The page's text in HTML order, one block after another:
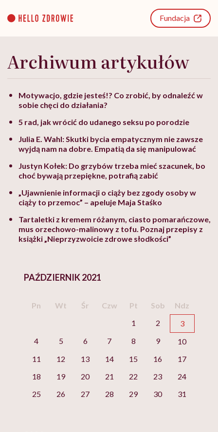
content
Fundacja
Archiwum artykułów
Motywacjo, gdzie jesteś!? Co zrobić, by odnaleźć w
sobie chęci do działania?
5 rad, jak wrócić do udanego seksu po porodzie
Julia E. Wahl: Skutki bycia empatycznym nie zawsze
wyjdą nam na dobre. Empatią da się manipulować
Justyn Kołek: Do grzybów trzeba mieć szacunek, bo
choć bywają przepiękne, potrafią zabić
„Ujawnienie informacji o ciąży bez zgody osoby w
ciąży to przemoc” – apeluje Maja Staśko
Tartaletki z kremem różanym, ciasto pomarańczowe,
mus orzechowo-malinowy z tofu. Poznaj przepisy z
książki „Nieprzyzwoicie zdrowe słodkości”
PAŹDZIERNIK 2021
Pn Wt Śr Czw Pt Sob
Ndz
1
2
3
4
5 6 7 8 9
10
11
12 13 14 15 16
17
18
19 20 21 22 23
24
25
26 27 28 29 30 31